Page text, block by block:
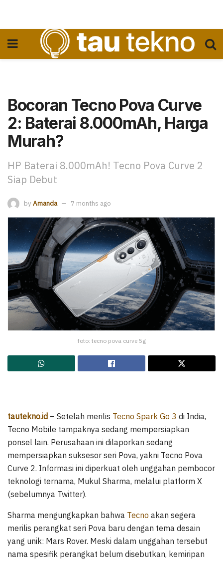
Bocoran Tecno Pova Curve
2: Baterai 8.000mAh, Harga
Murah?
HP Baterai 8.000mAh! Tecno Pova Curve 2
Siap Debut
by Amanda 7 months ago
foto: tecno pova curve 5g
tautekno.id – Setelah merilis Tecno Spark Go 3 di India,
Tecno Mobile tampaknya sedang mempersiapkan
ponsel lain. Perusahaan ini dilaporkan sedang
mempersiapkan suksesor seri Pova, yakni Tecno Pova
Curve 2. Informasi ini diperkuat oleh unggahan pembocor
teknologi ternama, Mukul Sharma, melalui platform X
(sebelumnya Twitter).
Sharma mengungkapkan bahwa Tecno akan segera
merilis perangkat seri Pova baru dengan tema desain
yang unik: Mars Rover. Meski dalam unggahan tersebut
nama spesifik perangkat belum disebutkan, kemiripan